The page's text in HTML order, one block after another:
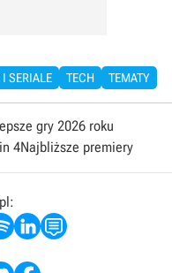
SERIALE TECH TEMATY
gry 2026 roku
4Najbliższe premiery